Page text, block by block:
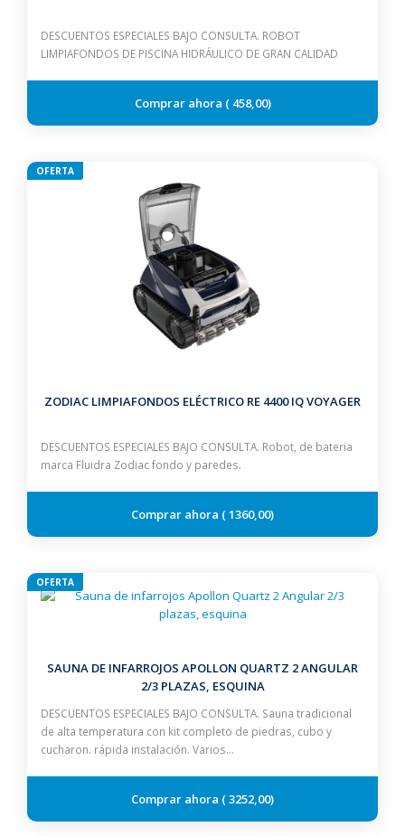
DESCUENTOS ESPECIALES BAJO CONSULTA. ROBOT
LIMPIAFONDOS DE PISCINA HIDRÁULICO DE GRAN CALIDAD
458,00
OFERTA
ZODIAC LIMPIAFONDOS ELÉCTRICO RE 4400 IQ VOYAGER
DESCUENTOS ESPECIALES BAJO CONSULTA. Robot, de bateria
marca Fluidra Zodiac fondo y paredes.
1360,00
OFERTA
SAUNA DE INFARROJOS APOLLON QUARTZ 2 ANGULAR
2/3 PLAZAS, ESQUINA
DESCUENTOS ESPECIALES BAJO CONSULTA. Sauna tradicional
de alta temperatura con kit completo de piedras, cubo y
cucharon. rápida instalación. Varios…
3252,00